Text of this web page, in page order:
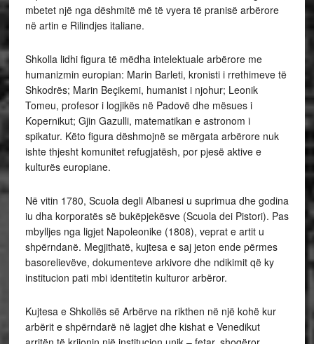
mbetet një nga dëshmitë më të vyera të pranisë arbërore
në artin e Rilindjes italiane.
Shkolla lidhi figura të mëdha intelektuale arbërore me
humanizmin europian: Marin Barleti, kronisti i rrethimeve të
Shkodrës; Marin Beçikemi, humanist i njohur; Leonik
Tomeu, profesor i logjikës në Padovë dhe mësues i
Kopernikut; Gjin Gazulli, matematikan e astronom i
spikatur. Këto figura dëshmojnë se mërgata arbërore nuk
ishte thjesht komunitet refugjatësh, por pjesë aktive e
kulturës europiane.
Në vitin 1780, Scuola degli Albanesi u suprimua dhe godina
iu dha korporatës së bukëpjekësve (Scuola dei Pistori). Pas
mbylljes nga ligjet Napoleonike (1808), veprat e artit u
shpërndanë. Megjithatë, kujtesa e saj jeton ende përmes
basorelievëve, dokumenteve arkivore dhe ndikimit që ky
institucion pati mbi identitetin kulturor arbëror.
Kujtesa e Shkollës së Arbërve na rikthen në një kohë kur
arbërit e shpërndarë në lagjet dhe kishat e Venedikut